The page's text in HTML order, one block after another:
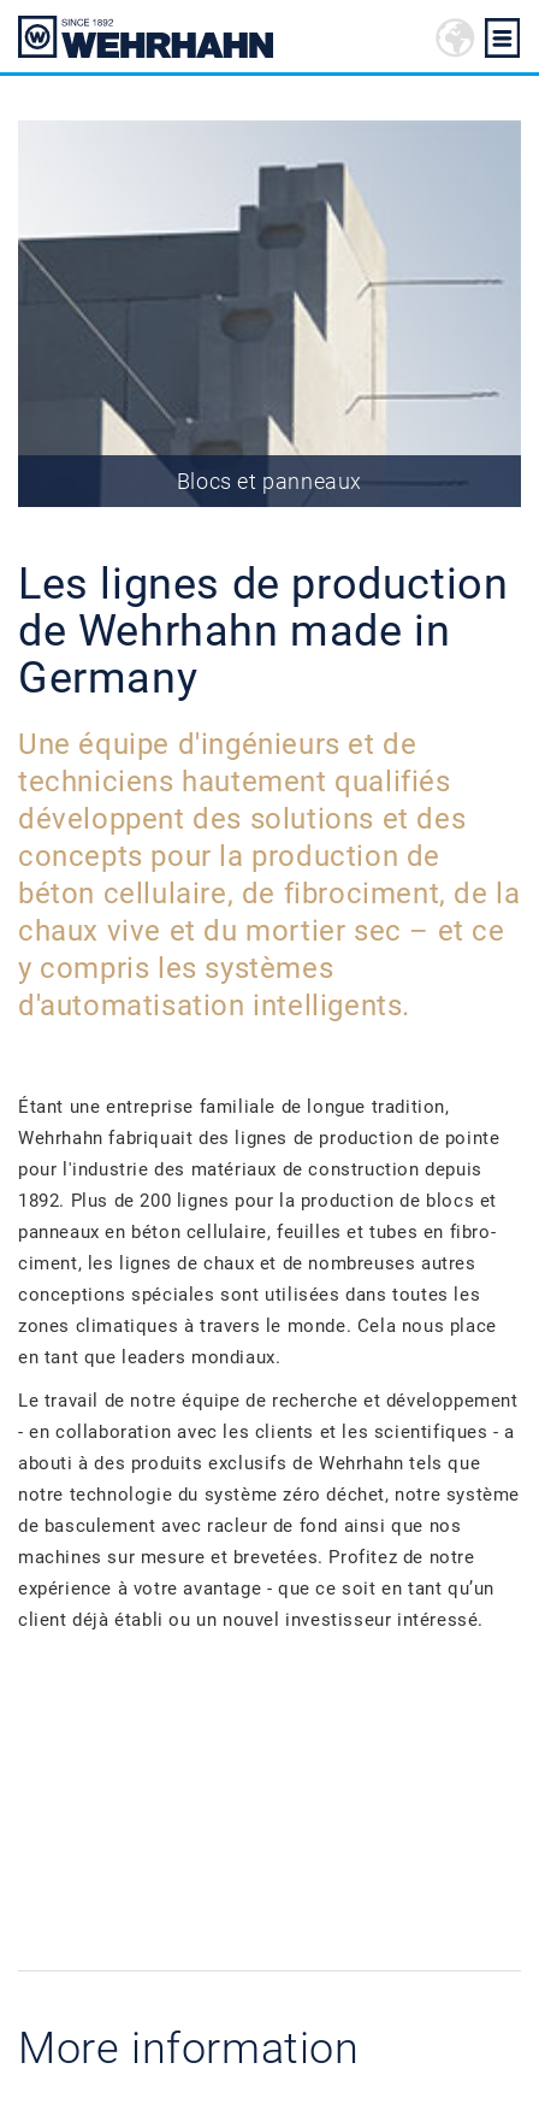
Blocs et panneaux
Les lignes de production
de Wehrhahn made in
Germany
Une équipe d'ingénieurs et de
techniciens hautement qualifiés
développent des solutions et des
concepts pour la production de
béton cellulaire, de fibrociment, de la
chaux vive et du mortier sec – et ce
y compris les systèmes
d'automatisation intelligents.
Étant une entreprise familiale de longue tradition,
Wehrhahn fabriquait des lignes de production de pointe
pour l'industrie des matériaux de construction depuis
1892. Plus de 200 lignes pour la production de blocs et
panneaux en béton cellulaire, feuilles et tubes en fibro-
ciment, les lignes de chaux et de nombreuses autres
conceptions spéciales sont utilisées dans toutes les
zones climatiques à travers le monde. Cela nous place
en tant que leaders mondiaux.
Le travail de notre équipe de recherche et développement
- en collaboration avec les clients et les scientifiques - a
abouti à des produits exclusifs de Wehrhahn tels que
notre technologie du système zéro déchet, notre système
de basculement avec racleur de fond ainsi que nos
machines sur mesure et brevetées. Profitez de notre
expérience à votre avantage - que ce soit en tant qu’un
client déjà établi ou un nouvel investisseur intéressé.
More information